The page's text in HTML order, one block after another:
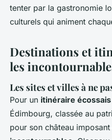
tenter par la gastronomie
culturels qui animent
Destinations et
les
Les sites et villes à ne
Pour un itinéraire écossais
Édimbourg, classée au
pour son château